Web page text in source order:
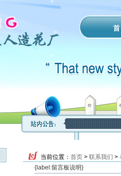
当前位置： 首页 > 联系我们 >
{label:留言板说明}